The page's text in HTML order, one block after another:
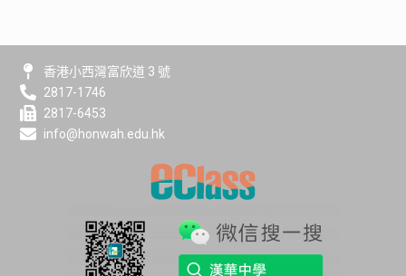
香港小西灣富欣道 3 號
2817-1746
2817-6453
info@honwah.edu.hk